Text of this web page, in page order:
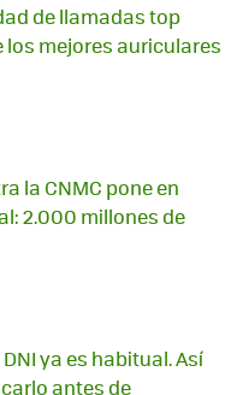
de llamadas top
mejores auriculares
la CNMC pone en
2.000 millones de
ya es habitual. Así
antes de